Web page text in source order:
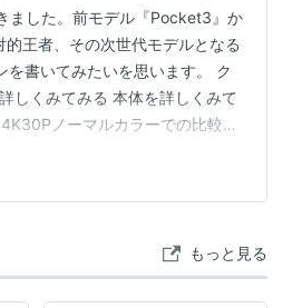
ました。前モデル『Pocket3』か
王者、その次世代モデルとなる
を書いてみたいを思います。 ク
しくみてみる 本体を詳しくみて
ノーマルカラーでの比較
もっと見る